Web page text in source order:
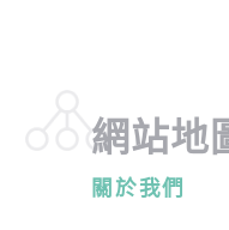
網站地
關於我們